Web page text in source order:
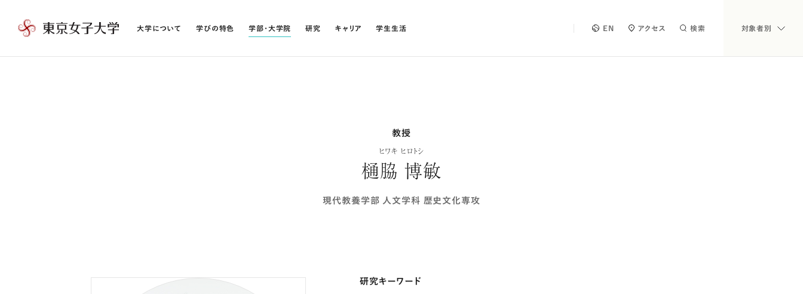
東
大学について 学びの特色 学部・大学院 研究 キャリア 学生生活 EN アクセス 検索 対象者別
教授
ヒワキ ヒロトシ
樋脇 博敏
現代教養学部 人文学科 歴史文化専攻
研究キーワード